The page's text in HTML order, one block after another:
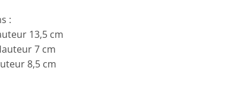
:
13,5 cm
7 cm
8,5 cm